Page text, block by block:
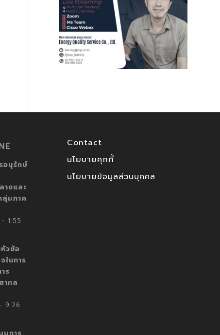
อนุรักษ์
างและ
ลุ่มภาค
1:55
วข้อ
ในการ
ร
ากล
9:26
Contact
นโยบายคุกกี้
นโยบายข้อมูลส่วนบุคคล